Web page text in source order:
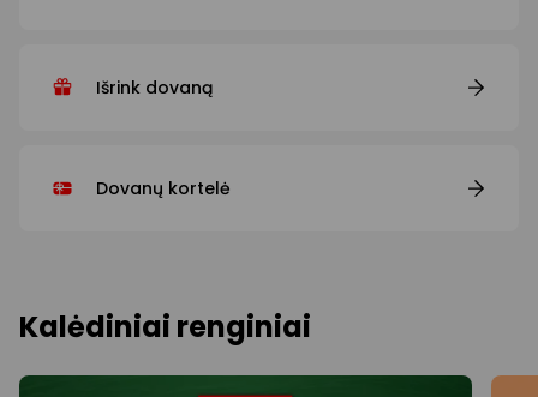
Išrink dovaną
Dovanų kortelė
Kalėdiniai renginiai